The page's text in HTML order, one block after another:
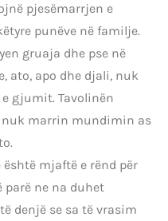
pjesëmarrjen e
punëve në familje.
gruaja dhe pse në
ato, apo dhe djali, nuk
gjumit. Tavolinën
nuk marrin mundimin as
është mjaftë e rënd për
parë ne na duhet
denjë se sa të vrasim